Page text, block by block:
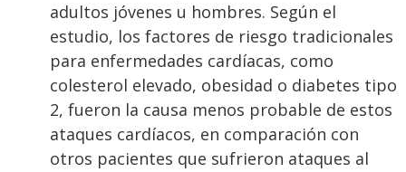
adultos jóvenes u hombres. Según el
estudio, los factores de riesgo tradicionales
para enfermedades cardíacas, como
colesterol elevado, obesidad o diabetes tipo
2, fueron la causa menos probable de estos
ataques cardíacos, en comparación con
otros pacientes que sufrieron ataques al